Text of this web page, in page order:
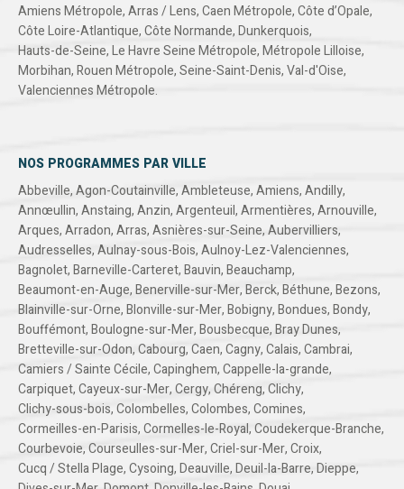
Amiens Métropole,Arras / Lens,Caen Métropole,Côte d’Opale,
Côte Loire-Atlantique,Côte Normande,Dunkerquois,
Hauts-de-Seine,Le Havre Seine Métropole,Métropole Lilloise,
Morbihan,Rouen Métropole,Seine-Saint-Denis,Val-d'Oise,
Valenciennes Métropole.
NOS PROGRAMMES PAR VILLE
Abbeville,Agon-Coutainville,Ambleteuse,Amiens,Andilly,
Annœullin,Anstaing,Anzin,Argenteuil,Armentières,Arnouville,
Arques,Arradon,Arras,Asnières-sur-Seine,Aubervilliers,
Audresselles,Aulnay-sous-Bois,Aulnoy-Lez-Valenciennes,
Bagnolet,Barneville-Carteret,Bauvin,Beauchamp,
Beaumont-en-Auge,Benerville-sur-Mer,Berck,Béthune,Bezons,
Blainville-sur-Orne,Blonville-sur-Mer,Bobigny,Bondues,Bondy,
Bouffémont,Boulogne-sur-Mer,Bousbecque,Bray Dunes,
Bretteville-sur-Odon,Cabourg,Caen,Cagny,Calais,Cambrai,
Camiers / Sainte Cécile,Capinghem,Cappelle-la-grande,
Carpiquet,Cayeux-sur-Mer,Cergy,Chéreng,Clichy,
Clichy-sous-bois,Colombelles,Colombes,Comines,
Cormeilles-en-Parisis,Cormelles-le-Royal,Coudekerque-Branche,
Courbevoie,Courseulles-sur-Mer,Criel-sur-Mer,Croix,
Cucq / Stella Plage,Cysoing,Deauville,Deuil-la-Barre,Dieppe,